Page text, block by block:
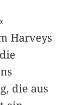
Harveys
die aus